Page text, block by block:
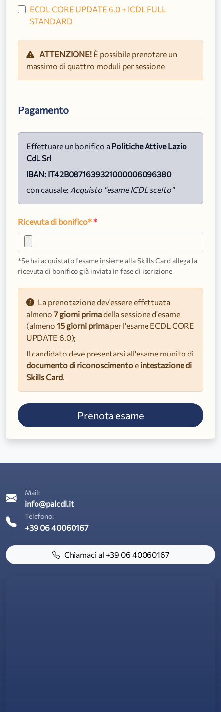
ECDL CORE UPDATE 6.0 + ICDL FULL
STANDARD
ATTENZIONE! È possibile prenotare un
massimo di quattro moduli per sessione
Pagamento
Effettuare un bonifico a Politiche Attive Lazio
CdL Srl
IBAN: IT42B0871639321000006096380
con causale: Acquisto "esame ICDL scelto"
Ricevuta di bonifico**
*Se hai acquistato l'esame insieme alla Skills Card allega la
ricevuta di bonifico già inviata in fase di iscrizione
La prenotazione dev'essere effettuata
almeno 7 giorni primadella sessione d'esame
(almeno 15 giorni prima per l'esame ECDL CORE
UPDATE 6.0);
Il candidato deve presentarsi all'esame munito di
documento di riconoscimentoe intestazione di
Skills Card
Prenota esame
Mail:
info@palcdl.it
Telefono:
+39 06 40060167
Chiamaci al +39 06 40060167